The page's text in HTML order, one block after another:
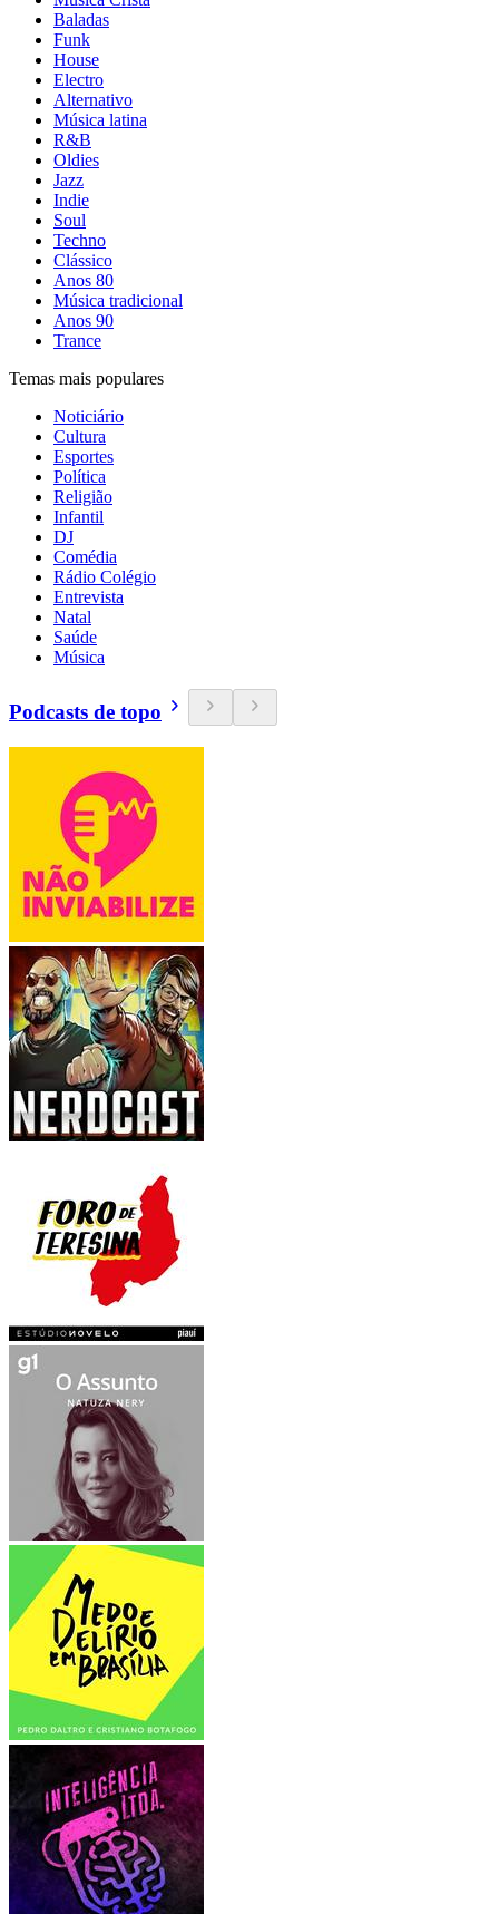
Baladas
Funk
House
Electro
Alternativo
Música latina
R&B
Oldies
Jazz
Indie
Soul
Techno
Clássico
Anos 80
Música tradicional
Anos 90
Trance
Temas mais populares
Noticiário
Cultura
Esportes
Política
Religião
Infantil
DJ
Comédia
Rádio Colégio
Entrevista
Natal
Saúde
Música
Podcasts de topo